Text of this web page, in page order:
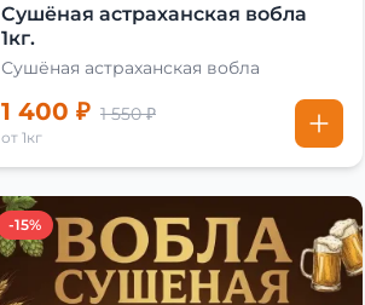
Сушёная астраханская вобла
1кг.
Сушёная астраханская вобла
1 400 ₽ 1 550 ₽
от 1кг
-15%